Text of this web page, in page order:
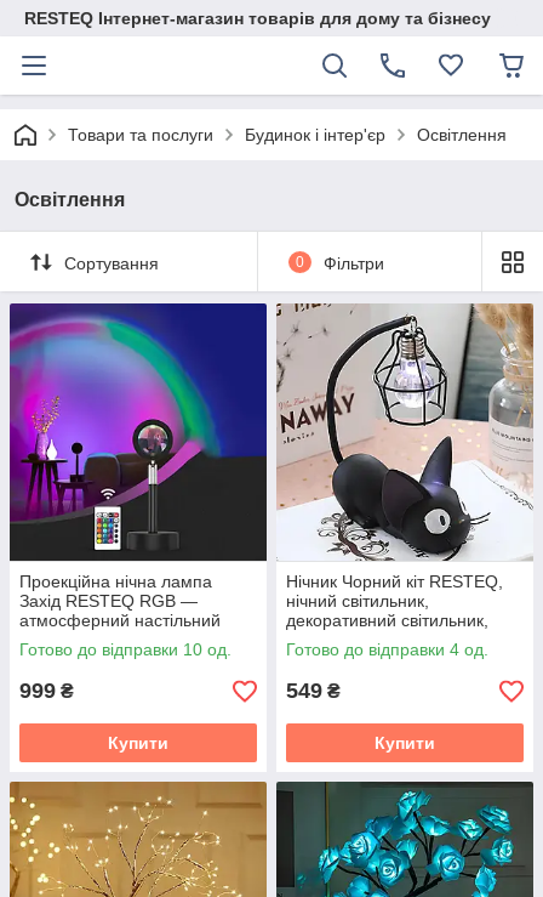
RESTEQ Інтернет-магазин товарів для дому та бізнесу
Товари та послуги Будинок і інтер'єр Освітлення
Освітлення
Сортування 0 Фільтри
Проекційна нічна лампа
Захід RESTEQ RGB —
атмосферний настільний
світильник з 3 кольорами та
12 відтінками, 27 см
Готово до відправки 10 од.
999 ₴
Купити
Нічник Чорний кіт RESTEQ,
нічний світильник,
декоративний світильник,
приліжковий нічник, затишний
нічник, світильник для
Готово до відправки 4 од.
549 ₴
Купити